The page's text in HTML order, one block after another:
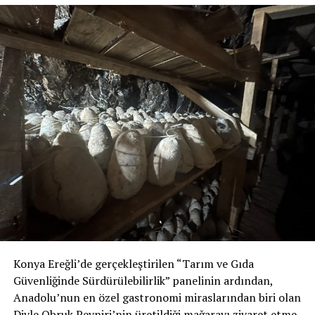
ortaya koymaktadır.
Peki çözüm var mı?
Çin’deki Jinan Üniversitesi ve Guangzhou Tıp
Üniversitesi araştırmacılarının ortaklaşa gerçekleştirdiği
veEnvironmental Science & Technology Letters
dergisinde yayımlanan yeni bir çalışma umut verici
sonuçlar ortaya koydu. Araştırmacılar, musluk suyunu 5
dakika kaynatıp 10 dakika soğuttuktan sonra süzmenin,
sudaki nano ve mikroplastiklerin önemli bir kısmını
uzaklaştırabildiğini belirledi.
Bu durumun arkasındaki mekanizma oldukça ilginçtir.
kalsiyum karbonat içeren sularda, bulunan kalsiyum ve
magnezyum mineralleri, kaynatma sırasında kalsiyum
karbonat adı verilen katı bir yapı oluşturur. Evlerimizde
Konya Ereğli’de gerçekleştirilen “Tarım ve Gıda
Güvenliğinde Sürdürülebilirlik” panelinin ardından,
Anadolu’nun en özel gastronomi miraslarından biri olan